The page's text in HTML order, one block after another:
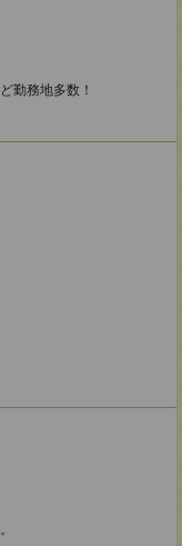
勤務地多数！